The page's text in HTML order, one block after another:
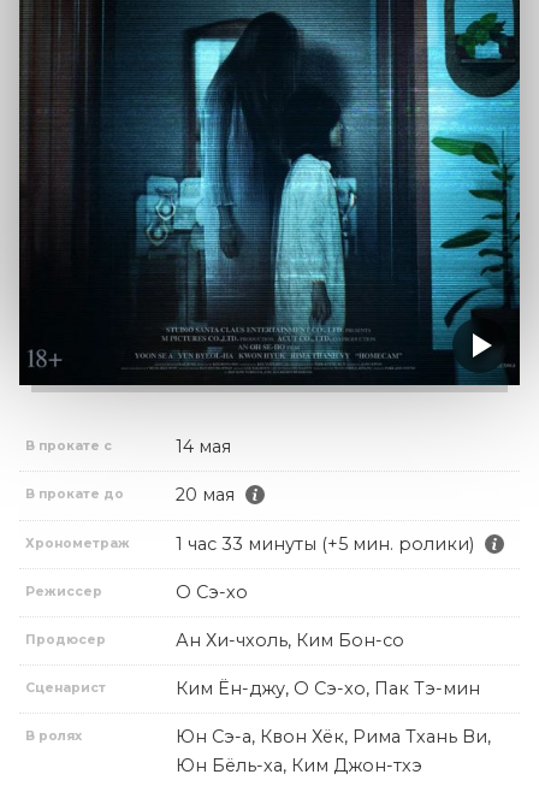
В прокате с 14 мая
В прокате до 20 мая
Хронометраж 1 час 33 минуты (+5 мин. ролики)
Режиссер О Сэ-хо
Продюсер Ан Хи-чхоль, Ким Бон-со
Сценарист Ким Ён-джу, О Сэ-хо, Пак Тэ-мин
В ролях
Юн Сэ-а, Квон Хёк, Рима Тхань Ви,
Юн Бёль-ха, Ким Джон-тхэ